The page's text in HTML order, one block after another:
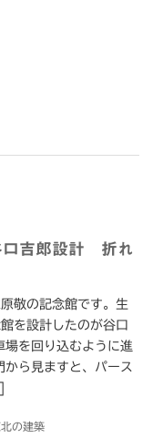
吉郎設計 折れ
敬の記念館です。生
を設計したのが谷口
場を回り込むように進
ら見ますと、パース
の建築